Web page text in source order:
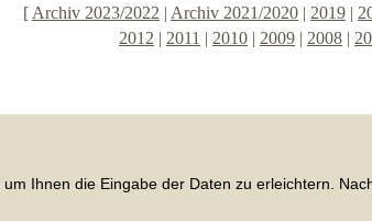
Ihnen die Eingabe der Daten zu erleichtern.
[Archiv 2023/2022 | Archiv 2021/2020 | 2019 |
2012 | 2011 | 2010 | 2009 | 2008 |
2026 ©